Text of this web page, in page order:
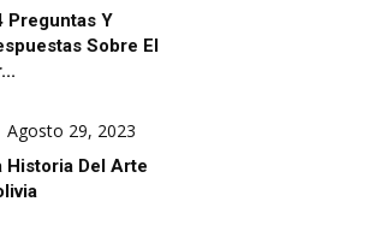
Preguntas Y
Sobre El
Agosto 29, 2023
Historia Del Arte